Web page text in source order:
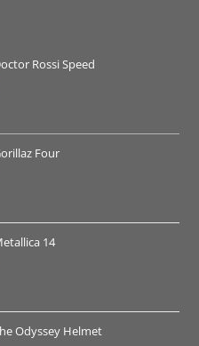
Rossi Speed
€ Four
€
14
€
Odyssey Helmet